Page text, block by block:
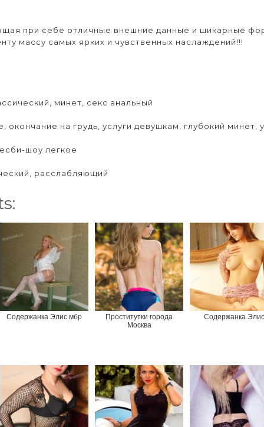
при себе отличные внешние данные и шикарные
массу самых ярких и чувственных наслаждений!!!
минет, секс анальный
окончание на грудь, услуги девушкам, глубокий минет,
шоу легкое
расслабляющий
Содержанка Элис мбр
Проститутки города
Москва
Содержанка Элис